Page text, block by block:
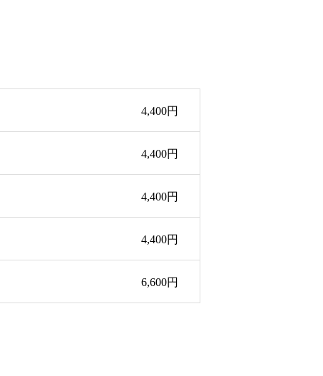
4,400円
4,400円
4,400円
4,400円
6,600円